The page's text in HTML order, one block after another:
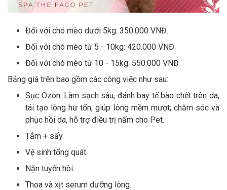
Đối với chó mèo dưới 5kg: 350.000 VNĐ.
Đối với chó mèo từ 5 - 10kg: 420.000 VNĐ.
Đối với chó mèo từ 10 - 15kg: 550.000 VNĐ
Bảng giá trên bao gồm các công việc như sau:
Sục Ozon: Làm sạch sâu, đánh bay tế bào chết trên da;
tái tạo lông hư tổn, giúp lông mềm mượt; chăm sóc và
phục hồi da, hỗ trợ điều trị nấm cho Pet.
Tắm + sấy.
Vệ sinh tổng quát.
Nặn tuyến hôi.
Thoa và xịt serum dưỡng lông.